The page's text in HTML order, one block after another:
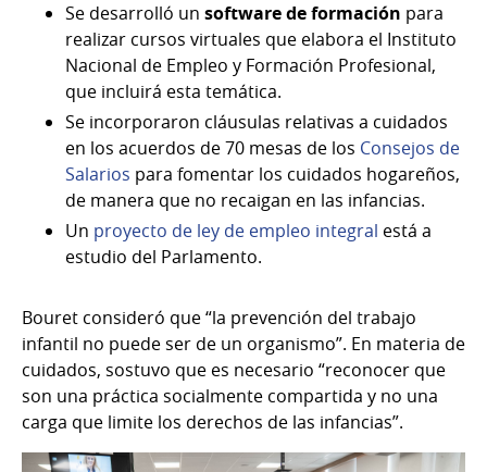
Se desarrolló un software de formación para
realizar cursos virtuales que elabora el Instituto
Nacional de Empleo y Formación Profesional,
que incluirá esta temática.
Se incorporaron cláusulas relativas a cuidados
en los acuerdos de 70 mesas de los Consejos de
Salarios para fomentar los cuidados hogareños,
de manera que no recaigan en las infancias.
Un proyecto de ley de empleo integral está a
estudio del Parlamento.
Bouret consideró que “la prevención del trabajo
infantil no puede ser de un organismo”. En materia de
cuidados, sostuvo que es necesario “reconocer que
son una práctica socialmente compartida y no una
carga que limite los derechos de las infancias”.